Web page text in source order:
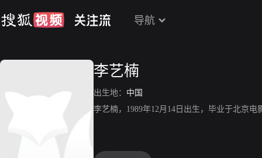
导航
李艺楠
出生地： 中国
李艺楠，1989年12月14日出生，毕业于北京